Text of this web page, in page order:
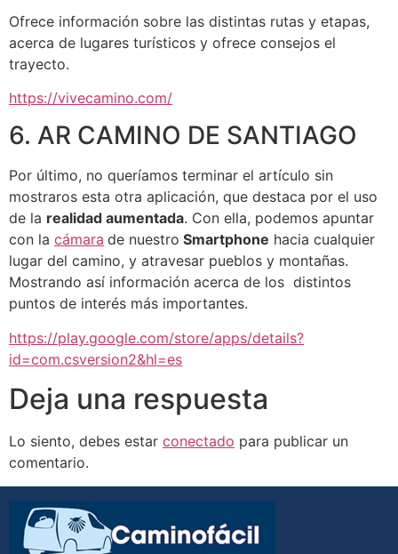
Ofrece información sobre las distintas rutas y etapas,
acerca de lugares turísticos y ofrece consejos el
trayecto.
https://vivecamino.com/
6. AR CAMINO DE SANTIAGO
Por último, no queríamos terminar el artículo sin
mostraros esta otra aplicación, que destaca por el uso
de la realidad aumentada. Con ella, podemos apuntar
con la cámara de nuestro Smartphone hacia cualquier
lugar del camino, y atravesar pueblos y montañas.
Mostrando así información acerca de los distintos
puntos de interés más importantes.
https://play.google.com/store/apps/details?
id=com.csversion2&hl=es
Deja una respuesta
Lo siento, debes estar conectado para publicar un
comentario.